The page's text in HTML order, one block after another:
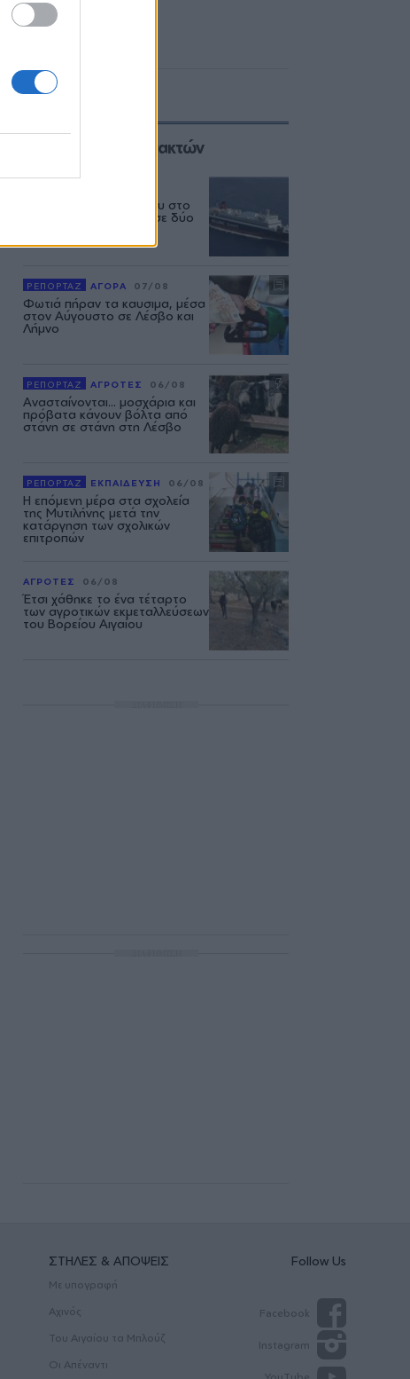
Επιλογές των Συντακτών
Δεύτερη εμπλοκή κάβου στο
«Νήσος Ρόδος» μέσα σε δύο
ΡΕΠΟΡΤΑΖ ΑΓΟΡΑ 07/08
Φωτιά πήραν τα καυσιμα, μέσα
στον Αύγουστο σε Λέσβο και
Λήμνο
ΡΕΠΟΡΤΑΖ ΑΓΡΟΤΕΣ 06/08
Ανασταίνονται... μοσχάρια και
πρόβατα κάνουν βόλτα από
στάνη σε στάνη στη Λέσβο
ΡΕΠΟΡΤΑΖ ΕΚΠΑΙΔΕΥΣΗ 06/08
Η επόμενη μέρα στα σχολεία
της Μυτιλήνης μετά την
κατάργηση των σχολικών
επιτροπών
ΑΓΡΟΤΕΣ 06/08
Έτσι χάθηκε το ένα τέταρτο
των αγροτικών εκμεταλλεύσεων
του Βορείου Αιγαίου
ΣΤΗΛΕΣ & ΑΠΟΨΕΙΣ
Με υπογραφή
Αχινός
Του Αιγαίου τα Μπλούζ
Οι Απέναντι
Follow Us
Facebook
Instagram